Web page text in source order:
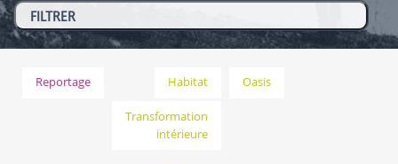
Reportage Habitat
Transformation
intérieure
Oasis